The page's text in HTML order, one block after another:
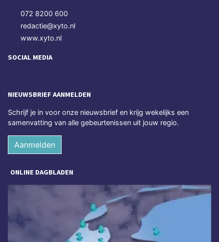
072 8200 600
redactie@xyto.nl
www.xyto.nl
SOCIAL MEDIA
NIEUWSBRIEF AANMELDEN
Schrijf je in voor onze nieuwsbrief en krijg wekelijks een
samenvatting van alle gebeurtenissen uit jouw regio.
Aanmelden
ONLINE DAGBLADEN